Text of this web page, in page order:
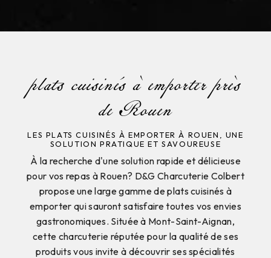
plats cuisinés à emporter près
de Rouen
LES PLATS CUISINÉS À EMPORTER À ROUEN, UNE
SOLUTION PRATIQUE ET SAVOUREUSE
À la recherche d'une solution rapide et délicieuse
pour vos repas à Rouen? D&G Charcuterie Colbert
propose une large gamme de plats cuisinés à
emporter qui sauront satisfaire toutes vos envies
gastronomiques. Située à Mont-Saint-Aignan,
cette charcuterie réputée pour la qualité de ses
produits vous invite à découvrir ses spécialités